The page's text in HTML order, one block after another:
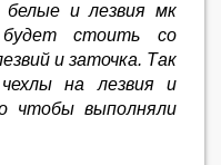
и лезвия мк
стоить со
и заточка. Так
на лезвия и
чтобы выполняли